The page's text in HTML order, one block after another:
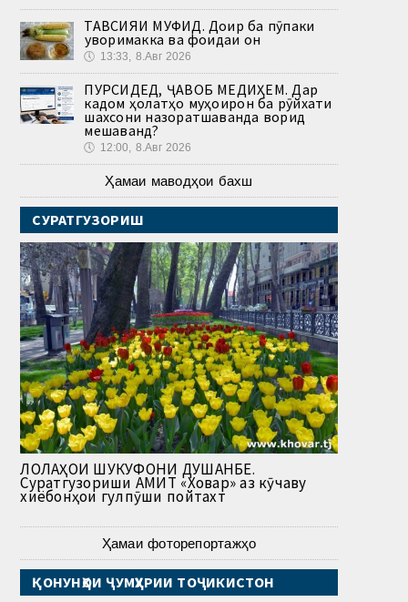
ТАВСИЯИ МУФИД. Доир ба пӯпаки
ҷуворимакка ва фоидаи он
🕔 13:33, 8.Авг 2026
ПУРСИДЕД, ҶАВОБ МЕДИҲЕМ. Дар
кадом ҳолатҳо муҳоҷирон ба рӯйхати
шахсони назоратшаванда ворид
мешаванд?
🕔 12:00, 8.Авг 2026
Ҳамаи маводҳои бахш
СУРАТГУЗОРИШ
ЛОЛАҲОИ ШУКУФОНИ ДУШАНБЕ.
Суратгузориши АМИТ «Ховар» аз кӯчаву
хиёбонҳои гулпӯши пойтахт
Ҳамаи фоторепортажҳо
ҚОНУНҲОИ ҶУМҲУРИИ ТОҶИКИСТОН